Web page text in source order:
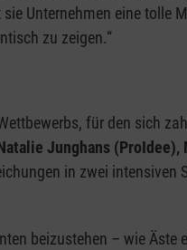
sie Unternehmen eine tolle
zu zeigen.“
für den sich
Junghans (ProIdee),
in zwei intensiven
beizustehen – wie Äste